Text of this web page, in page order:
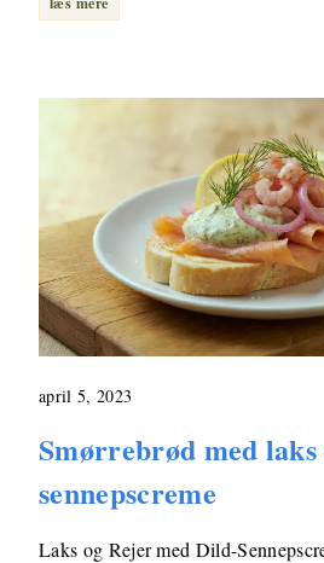
april 5, 2023
Smørrebrød med
sennepscreme
Laks og Rejer med Dild-